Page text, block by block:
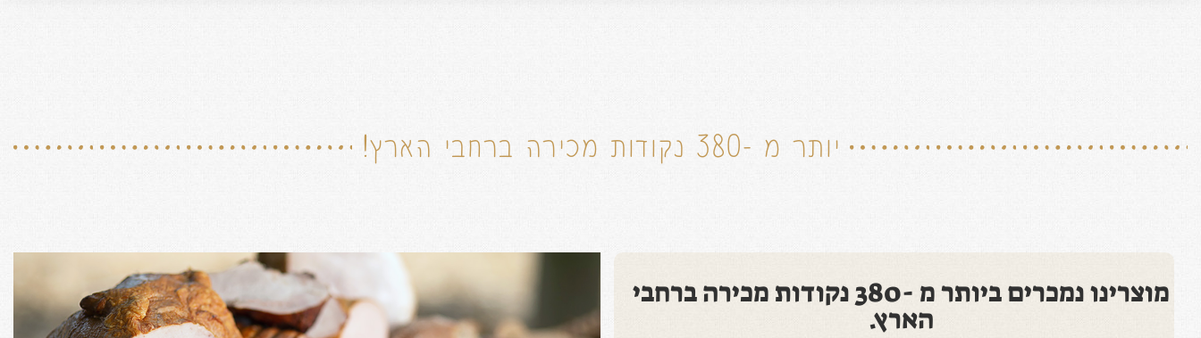
יותר מ -380 נקודות מכירה ברחבי הארץ!
מוצרינו נמכרים ביותר מ -380 נקודות מכירה ברחבי
הארץ.